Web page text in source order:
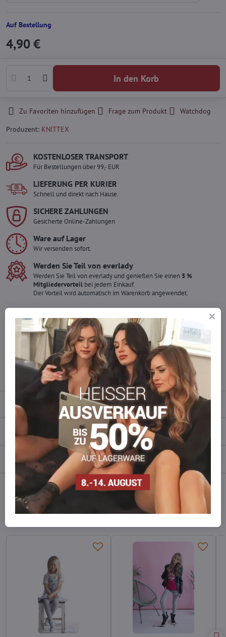
Auf Bestellung
4,90 €
In den Korb
Zu Favoriten hinzufügen Frage zum Produkt
Watchdog
Produzent: KNITTEX
KOSTENLOSER TRANSPORT
Für Bestellungen über 99,- EUR
LIEFERUNG PER KURIER
Schnell und direkt nach Hause.
SICHERE ZAHLUNGEN
Gesicherte Online-Zahlungen
Ware auf Lager
Wir versenden sofort.
Werden Sie Teil von everlady
Werden Sie Teil von everlady und genießen Sie einen 5 %
Mitgliedervorteil bei jedem Einkauf.
Der Vorteil wird automatisch im Warenkorb angewendet.
Möchten Sie mehr bestellen ?
Zögern Sie nicht, uns zu kontaktieren, wir füllen die Ware für Sie
info​​@everlady​​.eu
Beschreibung
Bewertungen
Diskussion 0
FacebookTwitter WhatsApp